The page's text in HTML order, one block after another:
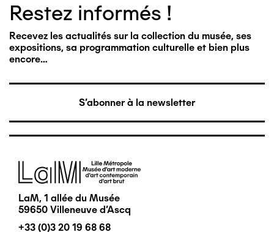
Restez informés !
Recevez les actualités sur la collection du musée, ses
expositions, sa programmation culturelle et bien plus
encore…
S'abonner à la newsletter
Image
LaM, 1 allée du Musée
59650 Villeneuve d'Ascq
+33 (0)3 20 19 68 68